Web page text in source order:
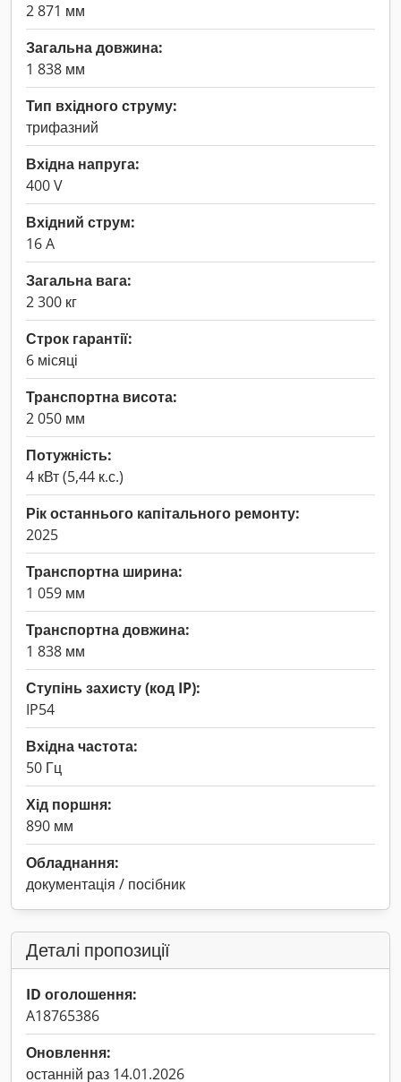
2 871 мм
Загальна довжина:
1 838 мм
Тип вхідного струму:
трифазний
Вхідна напруга:
400 V
Вхідний струм:
16 A
Загальна вага:
2 300 кг
Строк гарантії:
6 місяці
Транспортна висота:
2 050 мм
Потужність:
4 кВт (5,44 к.с.)
Рік останнього капітального ремонту:
2025
Транспортна ширина:
1 059 мм
Транспортна довжина:
1 838 мм
Ступінь захисту (код IP):
IP54
Вхідна частота:
50 Гц
Хід поршня:
890 мм
Обладнання:
документація / посібник
Деталі пропозиції
ID оголошення:
A18765386
Оновлення:
останній раз 14.01.2026